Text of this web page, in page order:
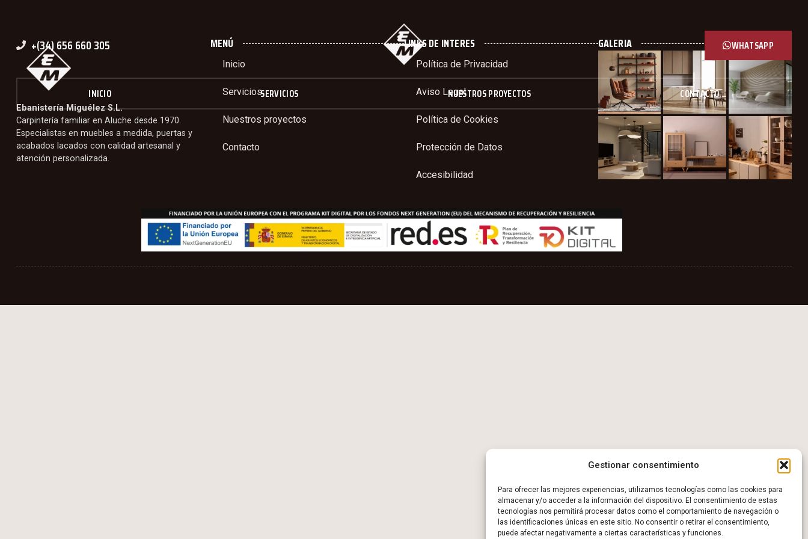
Gestionar consentimiento
Para ofrecer las mejores experiencias, utilizamos tecnologías como las cookies para
almacenar y/o acceder a la información del dispositivo. El consentimiento de estas
tecnologías nos permitirá procesar datos como el comportamiento de navegación o
las identificaciones únicas en este sitio. No consentir o retirar el consentimiento,
puede afectar negativamente a ciertas características y funciones.
+(34) 656 660 305 WHATSAPP
INICIO SERVICIOS NUESTROS PROYECTOS CONTACTO
Ebanistería Miguélez S.L.
Carpintería familiar en Aluche desde 1970.
Especialistas en muebles a medida, puertas y
acabados lacados con calidad artesanal y
atención personalizada.
MENÚ
Inicio
Servicios
Nuestros proyectos
Contacto
LINKS DE INTERES
Política de Privacidad
Aviso Legal
Política de Cookies
Protección de Datos
Accesibilidad
GALERIA